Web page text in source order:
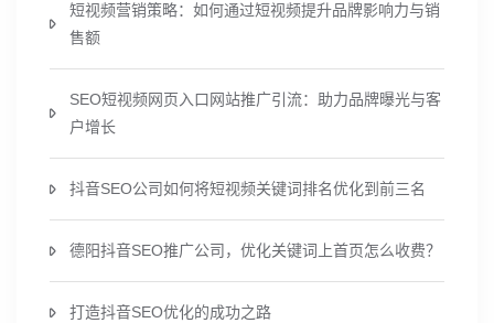
短视频营销策略：如何通过短视频提升品牌影响力与销
售额
SEO短视频网页入口网站推广引流：助力品牌曝光与客
户增长
抖音SEO公司如何将短视频关键词排名优化到前三名
德阳抖音SEO推广公司，优化关键词上首页怎么收费？
打造抖音SEO优化的成功之路